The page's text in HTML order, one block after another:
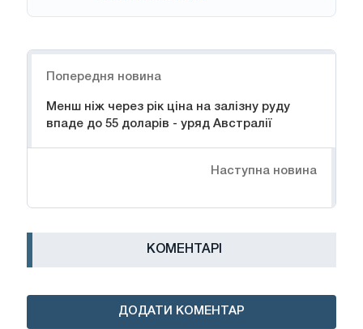
Попередня новина
Менш ніж через рік ціна на залізну руду
впаде до 55 доларів - уряд Австралії
Наступна новина
КОМЕНТАРІ
ДОДАТИ КОМЕНТАР